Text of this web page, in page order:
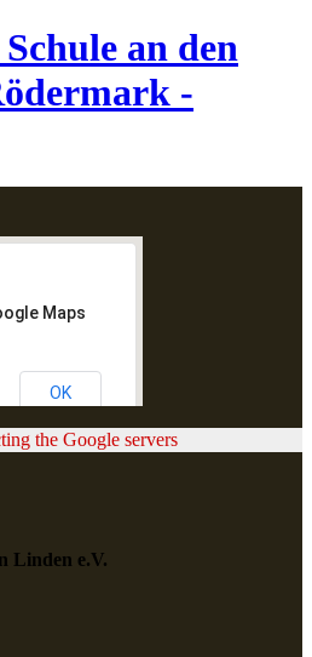
an den
-
Maps
OK
the Google servers
Linden e.V.